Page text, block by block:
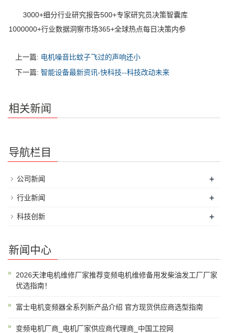
3000+细分行业研究报告500+专家研究员决策智囊库
1000000+行业数据洞察市场365+全球热点每日决策内参
上一篇: 电机噪音比蚊子飞过的声响还小
下一篇: 智能设备最新资讯-快科技--科技改动未来
相关新闻
导航栏目
公司新闻 +
行业新闻 +
科技创新 +
新闻中心
2026天津电机维修厂家推荐变频电机维修备用发柴油发工厂厂家
优选指南！
富士电机变频器全系列新产品介绍 官方现货供应商选型指南
变频电机厂商_电机厂家供应商代理商_中国工控网